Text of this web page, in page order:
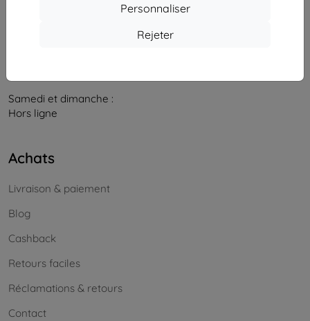
Personnaliser
Rejeter
Samedi et dimanche :
Hors ligne
Achats
Livraison & paiement
Blog
Cashback
Retours faciles
Réclamations & retours
Contact